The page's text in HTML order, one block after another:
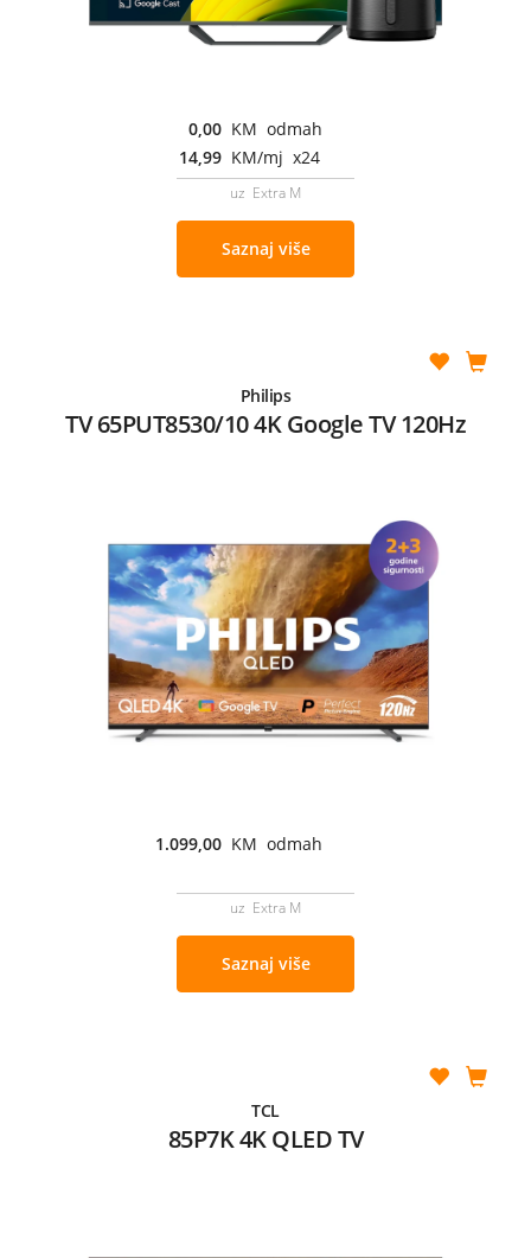
0,00 KM odmah
14,99 KM/mj x24
uz Extra M
Saznaj više
Philips
TV 65PUT8530/10 4K Google TV 120Hz
1.099,00 KM odmah
uz Extra M
Saznaj više
TCL
85P7K 4K QLED TV